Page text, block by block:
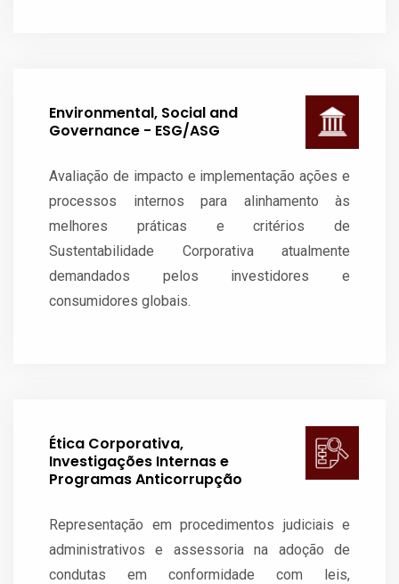
Environmental, Social and
Governance - ESG/ASG
Avaliação de impacto e implementação ações e
processos internos para alinhamento às
melhores práticas e critérios de
Sustentabilidade Corporativa atualmente
demandados pelos investidores e
consumidores globais.
Ética Corporativa,
Investigações Internas e
Programas Anticorrupção
Representação em procedimentos judiciais e
administrativos e assessoria na adoção de
condutas em conformidade com leis,